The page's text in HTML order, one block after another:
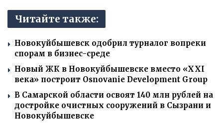
Читайте также:
Новокуйбышевск одобрил турналог вопреки
спорам в бизнес-среде
Новый ЖК в Новокуйбышевске вместо «XXI
века» построит Osnovanie Development Group
В Самарской области освоят 140 млн рублей на
достройке очистных сооружений в Сызрани и
Новокуйбышевске